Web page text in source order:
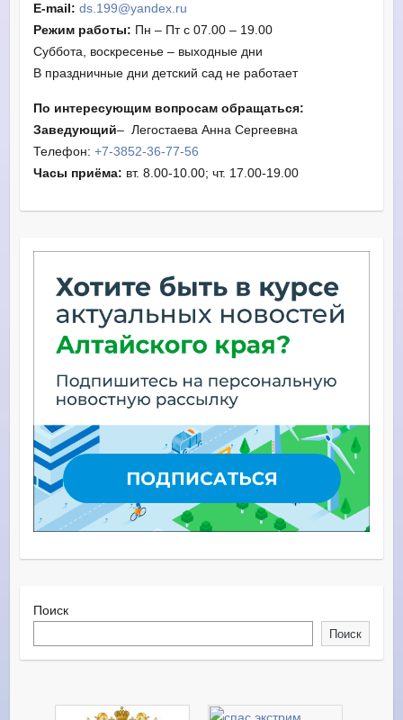
E-mail: ds.199@yandex.ru
Режим работы: Пн – Пт с 07.00 – 19.00
Суббота, воскресенье – выходные дни
В праздничные дни детский сад не работает
По интересующим вопросам обращаться:
Заведующий– Легостаева Анна Сергеевна
Телефон: +7-3852-36-77-56
Часы приёма: вт. 8.00-10.00; чт. 17.00-19.00
Поиск
Поиск